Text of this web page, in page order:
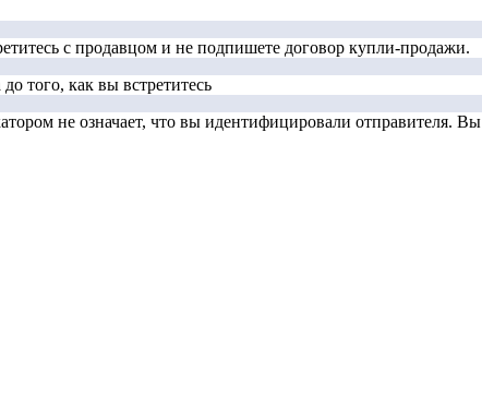
с продавцом и не подпишете договор купли-продажи.
того, как вы встретитесь
не означает, что вы идентифицировали отправителя. Вы